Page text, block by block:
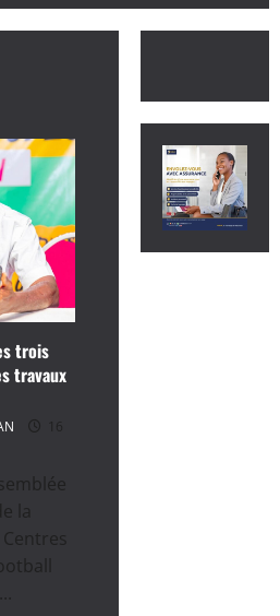
trois
travaux
16
la